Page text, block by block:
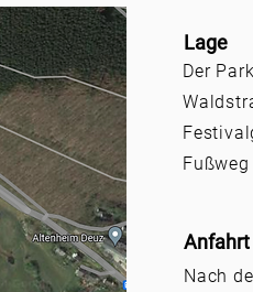
Lage
Der
Fußweg
Anfahrt
Nach